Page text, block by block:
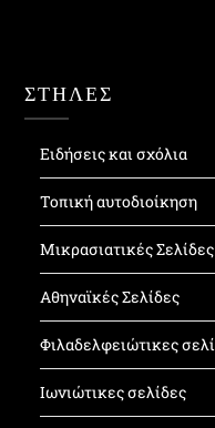
ΣΤΗΛΕΣ
Ειδήσεις και σχόλια
Τοπική αυτοδιοίκηση
Μικρασιατικές Σελίδες
Αθηναϊκές Σελίδες
Φιλαδελφειώτικες
Ιωνιώτικες σελίδες